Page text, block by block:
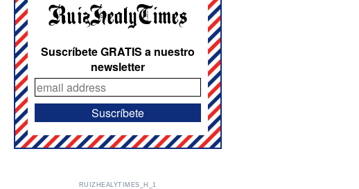
Suscríbete GRATIS a nuestro
newsletter
RUIZHEALYTIMES_H_1